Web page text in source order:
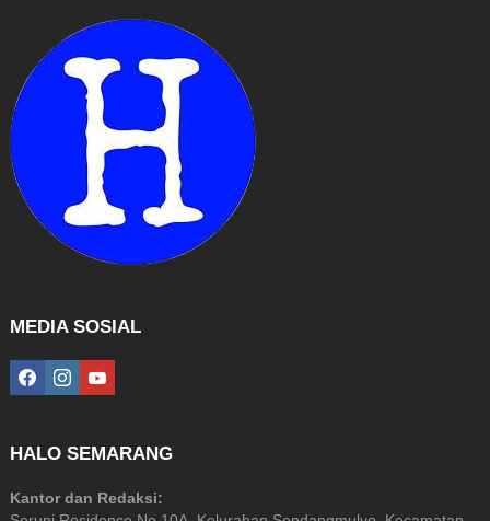
MEDIA SOSIAL
facebookinstagramyoutube
HALO SEMARANG
Kantor dan Redaksi: